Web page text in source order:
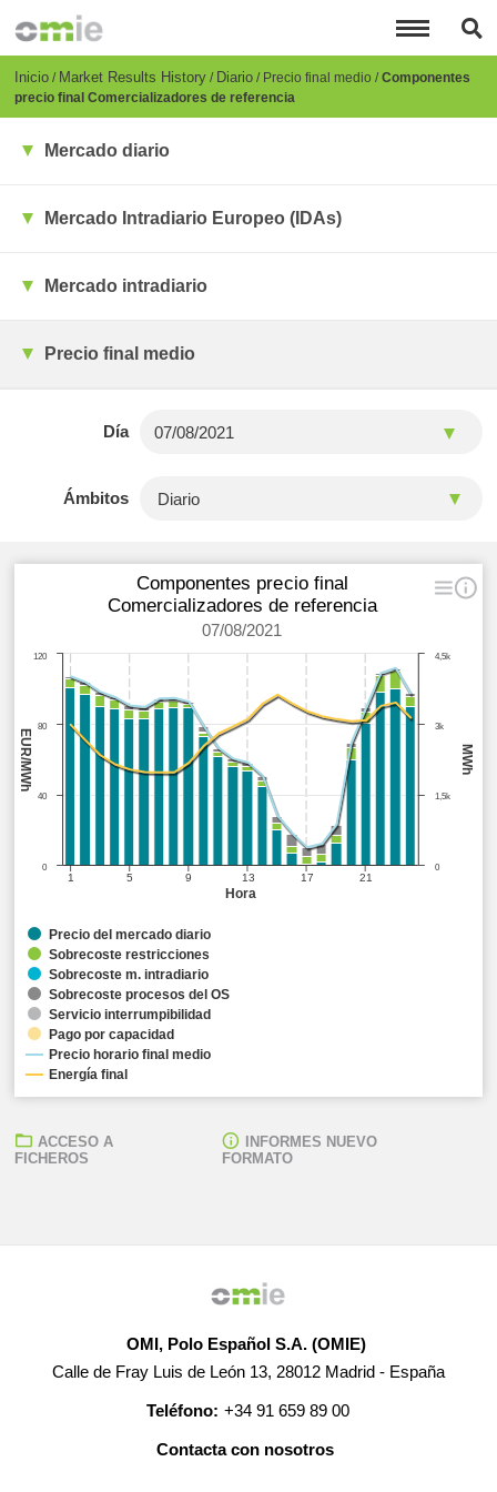
principal
Breadcrumb
Inicio Market Results History Diario Precio final medio Componentes
precio final Comercializadores de referencia
Mercado diario
Mercado Intradiario Europeo (IDAs)
Mercado intradiario
Precio final medio
Día
Ámbitos
Hora
MWh
EUR/MWh
Componentes precio final
Comercializadores de referencia
07/08/2021
1 5 9 13 17 21
0
3k
1,5k
4,5k
0
120
40
80
Precio del mercado diario
Sobrecoste restricciones
Sobrecoste m. intradiario
Sobrecoste procesos del OS
Servicio interrumpibilidad
Pago por capacidad
Precio horario final medio
Energía final
ACCESO A
FICHEROS
INFORMES NUEVO
FORMATO
OMI, Polo Español S.A. (OMIE)
Calle de Fray Luis de León 13, 28012 Madrid - España
Teléfono: +34 91 659 89 00
Contacta con nosotros